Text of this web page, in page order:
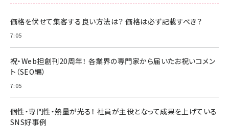
価格を伏せて集客する良い方法は？ 価格は必ず記載すべき？
7:05
祝・Web担創刊20周年！ 各業界の専門家から届いたお祝いコメン
ト（SEO編）
7:05
個性・専門性・熱量が光る！ 社員が主役となって成果を上げている
SNS好事例